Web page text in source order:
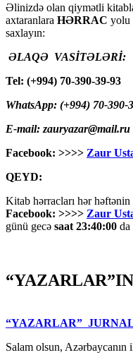
Əlinizdə olan qiymətli
axtaranlara HƏRRAC yolu
saxlayın:
ƏLAQƏ VASİTƏLƏRİ:
Tel: (+994) 70-390-39-93
WhatsApp: (+994) 70-390-
E-mail: zauryazar@mail.ru
Facebook: >>>> Zaur
QEYD:
Kitab hərracları hər həftənin
Facebook: >>>> Zaur
günü gecə saat 23:40:00 da
“YAZARLAR”
Salam olsun, Azərbaycanın